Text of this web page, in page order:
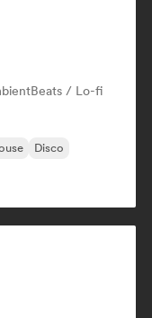
Beats / Lo-fi
Disco